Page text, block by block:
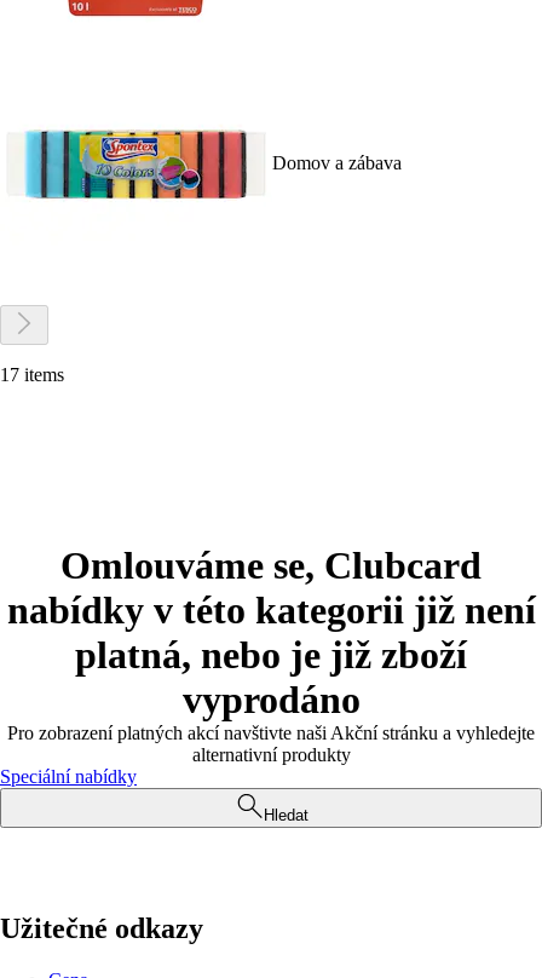
Domov a zábava
17 items
Omlouváme se, Clubcard
nabídky v této kategorii již není
platná, nebo je již zboží
vyprodáno
Pro zobrazení platných akcí navštivte naši Akční stránku a vyhledejte
alternativní produkty
Speciální nabídky
Hledat
Užitečné odkazy